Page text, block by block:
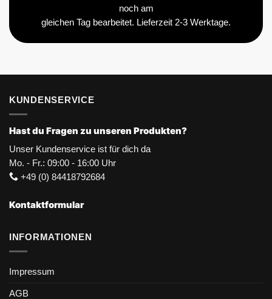
noch am
gleichen Tag bearbeitet. Lieferzeit 2-3 Werktage.
KUNDENSERVICE
Hast du Fragen zu unseren Produkten?
Unser Kundenservice ist für dich da
Mo. - Fr.: 09:00 - 16:00 Uhr
+49 (0) 84418792684
Kontaktformular
INFORMATIONEN
Impressum
AGB